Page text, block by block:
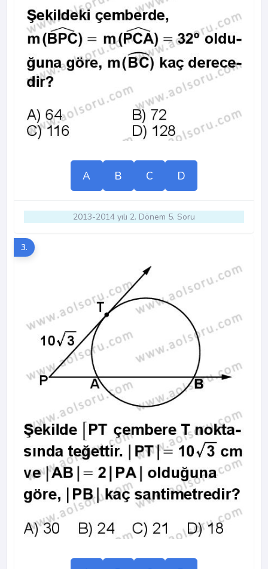
A B C D
2013-2014 yılı 2. Dönem 5. Soru
3.